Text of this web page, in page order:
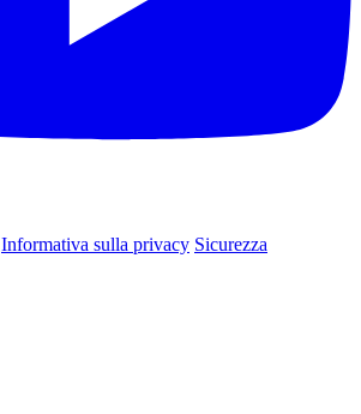
Informativa sulla privacy Sicurezza